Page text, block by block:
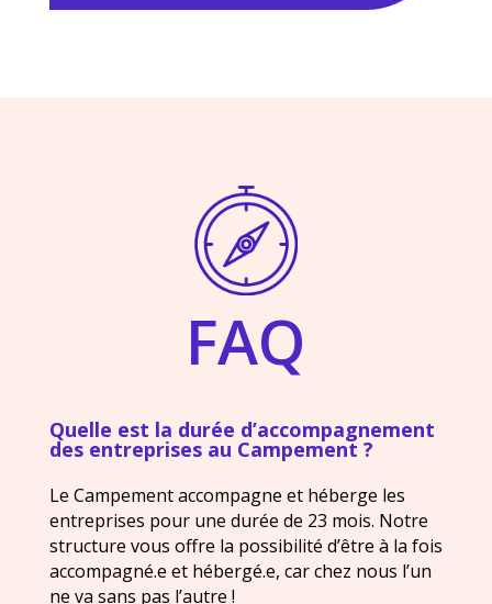
FAQ
Quelle est la durée d’accompagnement
des entreprises au Campement ?
Le Campement accompagne et héberge les
entreprises pour une durée de 23 mois. Notre
structure vous offre la possibilité d’être à la fois
accompagné.e et hébergé.e, car chez nous l’un
ne va sans pas l’autre !